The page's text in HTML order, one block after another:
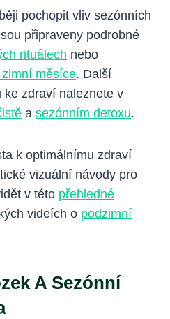
pochopit vliv sezónních
připraveny podrobné
rituálech nebo
měsíce. Další
ke zdraví naleznete v
a sezónním detoxu.
k optimálnímu zdraví
vizuální návody pro
v této přehledné
videích o podzimní
A Sezónní